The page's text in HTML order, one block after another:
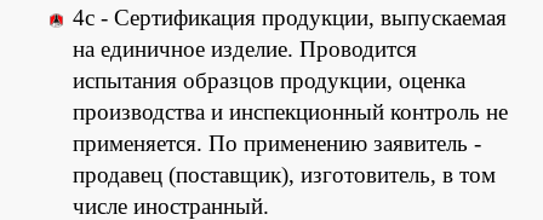
4с - Сертификация продукции, выпускаемая
на единичное изделие. Проводится
испытания образцов продукции, оценка
производства и инспекционный контроль не
применяется. По применению заявитель -
продавец (поставщик), изготовитель, в том
числе иностранный.